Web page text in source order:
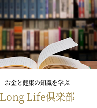
お金と健康の知識を学ぶ
Long Life倶楽部